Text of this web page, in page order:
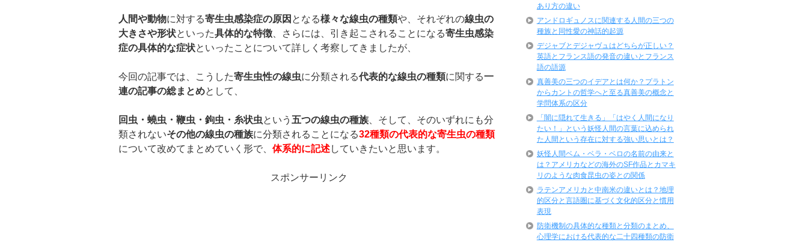
人間や動物に対する寄生虫感染症の原因 となる様々な線虫の種類や、それぞれの線虫の
大きさや形状といった具体的な特徴 、さらには、引き起こされることになる寄生虫感染
症の具体的な症状といったことについて詳しく考察してきましたが、
今回の記事では、こうした寄生虫性の線虫に分類される代表的な線虫の種類に関する一
連の記事の総まとめとして、
回虫・蟯虫・鞭虫・鉤虫・糸状虫という 五つの線虫の種族 、そして、そのいずれにも分
類されないその他の線虫の種族に分類されることになる32種類の代表的な寄生虫の種類
について改めてまとめていく形で、 体系的に記述していきたいと思います。
スポンサーリンク
あり方の違い
アンドロギュノスに関連する人間の三つの
種族と同性愛の神話的起源
デジャブとデジャヴュはどちらが正しい？
英語とフランス語の発音の違いとフランス
語の語源
真善美の三つのイデアとは何か？プラトン
からカントの哲学へと至る真善美の概念と
学問体系の区分
「闇に隠れて生きる」「はやく人間になり
たい！」という妖怪人間の言葉に込められ
た人間という存在に対する強い思いとは？
妖怪人間ベム・ベラ・ベロの名前の由来と
は？アメリカなどの海外のSF作品とカマキ
リのような肉食昆虫の姿との関係
ラテンアメリカと中南米の違いとは？地理
的区分と言語圏に基づく文化的区分と慣用
表現
防衛機制の具体的な種類と分類のまとめ、
心理学における代表的な二十四種類の防衛